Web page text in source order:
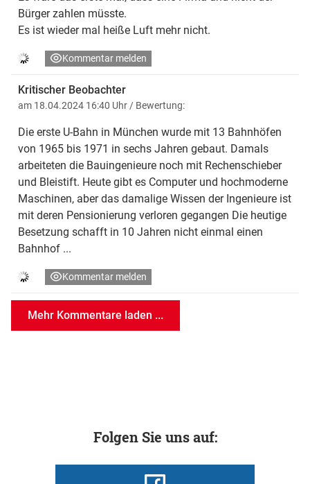
Bürger zahlen müsste.
Es ist wieder mal heiße Luft mehr nicht.
Kommentar melden
Kritischer Beobachter
am 18.04.2024 16:40 Uhr / Bewertung:
Die erste U-Bahn in München wurde mit 13 Bahnhöfen
von 1965 bis 1971 in sechs Jahren gebaut. Damals
arbeiteten die Bauingenieure noch mit Rechenschieber
und Bleistift. Heute gibt es Computer und hochmoderne
Maschinen, aber das damalige Wissen der Ingenieure ist
mit deren Pensionierung verloren gegangen Die heutige
Besetzung schafft in 10 Jahren nicht einmal einen
Bahnhof ...
Kommentar melden
Mehr Kommentare laden ...
Folgen Sie uns auf: